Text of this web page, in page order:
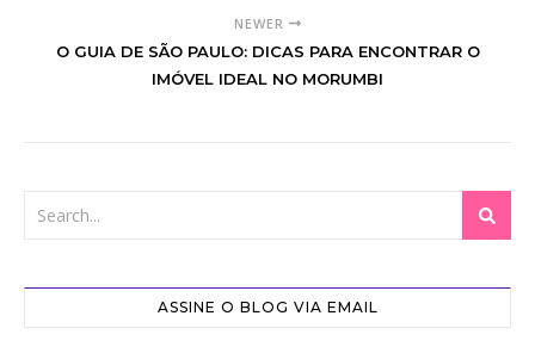
NEWER
O GUIA DE SÃO PAULO: DICAS PARA ENCONTRAR O
IMÓVEL IDEAL NO MORUMBI
ASSINE O BLOG VIA EMAIL